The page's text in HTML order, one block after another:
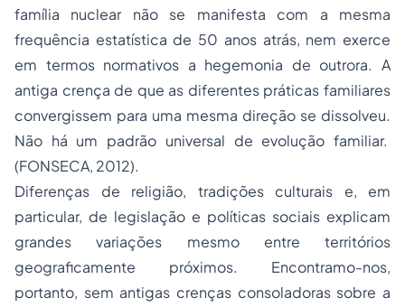
família nuclear não se manifesta com a mesma
frequência estatística de 50 anos atrás, nem exerce
em termos normativos a hegemonia de outrora. A
antiga crença de que as diferentes práticas familiares
convergissem para uma mesma direção se dissolveu.
Não há um padrão universal de evolução familiar.
(FONSECA, 2012).
Diferenças de religião, tradições culturais e, em
particular, de legislação e políticas sociais explicam
grandes variações mesmo entre territórios
geograficamente próximos. Encontramo-nos,
portanto, sem antigas crenças consoladoras sobre a